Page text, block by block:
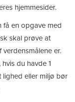
hjemmesider.
få en opgave med
skal prøve at
er.
du havde 1
lighed eller miljø bør